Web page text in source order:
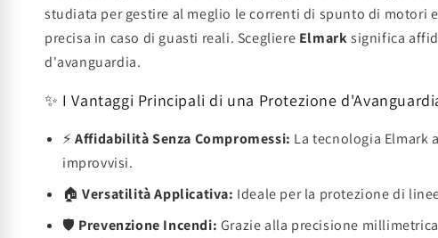
studiata per gestire al meglio le correnti di spunto di
precisa in caso di guasti reali. Scegliere Elmarksignifica
d'avanguardia.
✨ I Vantaggi Principali di una Protezione
⚡Affidabilità Senza Compromessi: La tecnologia Elmark
improvvisi.
🏠Versatilità Applicativa: Ideale per la protezione di
🛡️ Prevenzione Incendi: Grazie alla precisione